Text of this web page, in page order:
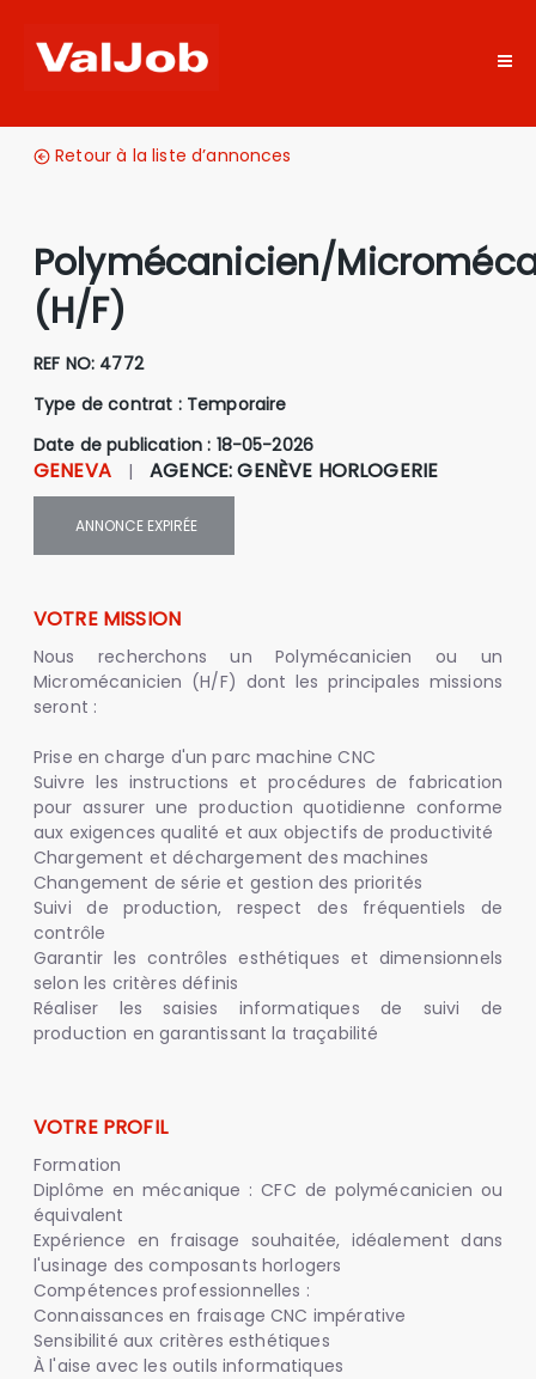
Retour à la liste d’annonces
Polymécanicien/
(H/F)
REF NO: 4772
Type de contrat : Temporaire
Date de publication : 18-05-2026
GENEVA | AGENCE:GENÈVE HORLOGERIE
ANNONCE EXPIRÉE
VOTRE MISSION
Nous recherchons un Polymécanicien ou un
Micromécanicien (H/F) dont les principales missions
seront :
Prise en charge d'un parc machine CNC
Suivre les instructions et procédures de fabrication
pour assurer une production quotidienne conforme
aux exigences qualité et aux objectifs de productivité
Chargement et déchargement des machines
Changement de série et gestion des priorités
Suivi de production, respect des fréquentiels de
contrôle
Garantir les contrôles esthétiques et dimensionnels
selon les critères définis
Réaliser les saisies informatiques de suivi de
production en garantissant la traçabilité
VOTRE PROFIL
Formation
Diplôme en mécanique : CFC de polymécanicien ou
équivalent
Expérience en fraisage souhaitée, idéalement dans
l'usinage des composants horlogers
Compétences professionnelles :
Connaissances en fraisage CNC impérative
Sensibilité aux critères esthétiques
À l'aise avec les outils informatiques